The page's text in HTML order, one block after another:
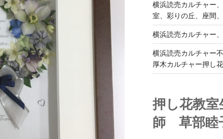
横浜読売カルチャー
室、彩りの丘、座間
横浜読売カルチャー
横浜読売カルチャー
厚木カルチャー押し
押し花教室
師 草部睦